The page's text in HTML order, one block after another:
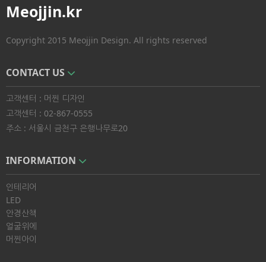
Meojjin.kr
Copyright 2015 Meojjin Design. All rights reserved
CONTACT US
고객센터 : 머찐 디자인
고객센터 : 02-867-0555
주소 : 서울시 금천구 은행나무로20
INFORMATION
인테리어
LED
안경산책
얼굴위에
머찐아이